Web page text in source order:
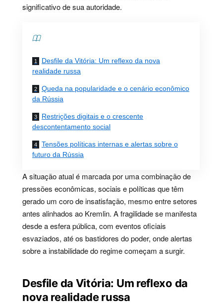
significativo de sua autoridade.
Desfile da Vitória: Um reflexo da nova
realidade russa
Queda na popularidade e o cenário econômico
da Rússia
Restrições digitais e o crescente
descontentamento social
Tensões políticas internas e alertas sobre o
futuro da Rússia
A situação atual é marcada por uma combinação de
pressões econômicas, sociais e políticas que têm
gerado um coro de insatisfação, mesmo entre setores
antes alinhados ao Kremlin. A fragilidade se manifesta
desde a esfera pública, com eventos oficiais
esvaziados, até os bastidores do poder, onde alertas
sobre a instabilidade do regime começam a surgir.
Desfile da Vitória: Um reflexo da
nova realidade russa